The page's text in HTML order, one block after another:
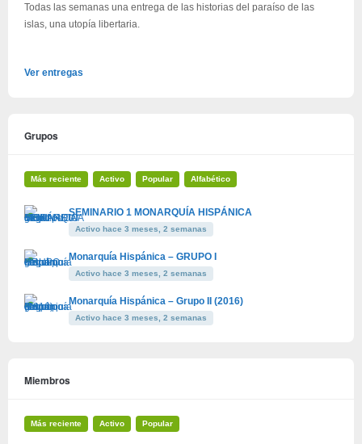
Todas las semanas una entrega de las historias del paraíso de las
islas, una utopía libertaria.
Ver entregas
Grupos
Más reciente Activo Popular Alfabético
SEMINARIO 1 MONARQUÍA HISPÁNICA
Activo hace 3 meses, 2 semanas
Monarquía Hispánica – GRUPO I
Activo hace 3 meses, 2 semanas
Monarquía Hispánica – Grupo II (2016)
Activo hace 3 meses, 2 semanas
Miembros
Más reciente Activo Popular